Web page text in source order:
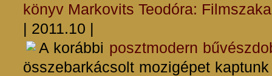
könyv Markovits Teodóra:
| 2011.10 |
A korábbi posztmodern
összebarkácsolt mozigépet